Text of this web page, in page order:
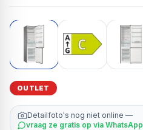
OUTLET
Detailfoto's nog niet online —
vraag ze gratis op via WhatsApp